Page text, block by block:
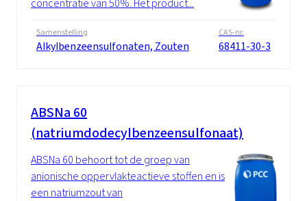
concentratie van 50%. Het product...
Samenstelling
Alkylbenzeensulfonaten, Zouten
CAS-nr.
68411-30-3
ABSNa 60
(natriumdodecylbenzeensulfonaat)
ABSNa 60 behoort tot de groep van
anionische oppervlakteactieve stoffen en is
een natriumzout van